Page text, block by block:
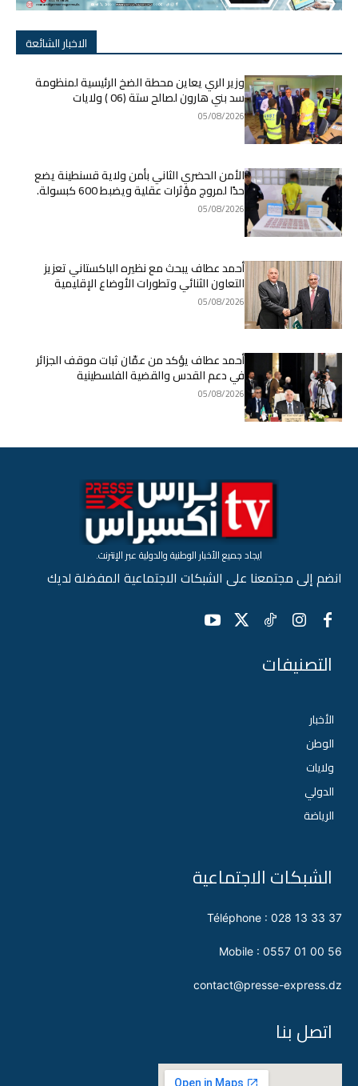
الاخبار الشائعة
وزير الري يعاين محطة الضخ الرئيسية لمنظومة
سد بني هارون لصالح ستة (06 ) ولايات
05/08/2026
الأمن الحضري الثاني بأمن ولاية قسنطينة يضع
حدًا لمروج مؤثرات عقلية ويضبط 600 كبسولة.
05/08/2026
أحمد عطاف يبحث مع نظيره الباكستاني تعزيز
التعاون الثنائي وتطورات الأوضاع الإقليمية
05/08/2026
أحمد عطاف يؤكد من عمّان ثبات موقف الجزائر
في دعم القدس والقضية الفلسطينية
05/08/2026
اتصل بنا
الشبكات الاجتماعية
Téléphone : 028 13 33 37
Mobile : 0557 01 00 56
contact@presse-express.dz
التصنيفات
الأخبار
الوطن
ولايات
الدولي
الرياضة
ايجاد جميع الأخبار الوطنية والدولية عبر الإنترنت.
انضم إلى مجتمعنا على الشبكات الاجتماعية المفضلة لديك